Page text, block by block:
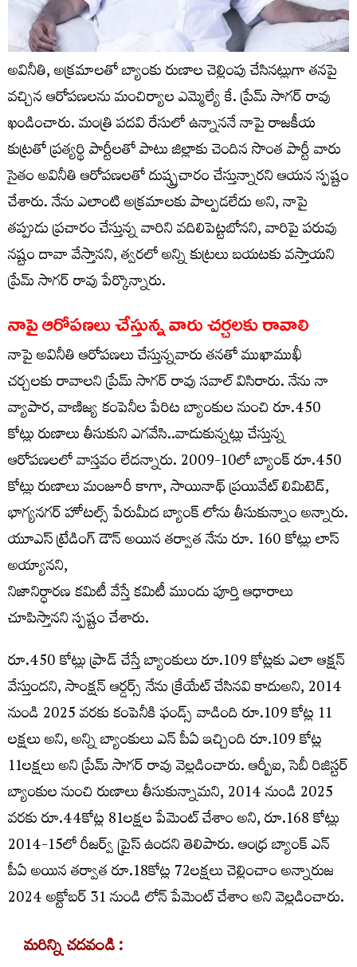
అవినీతి, అక్రమాలతో బ్యాంకు రుణాల చెల్లింపు చేసినట్లుగా తనపై
వచ్చిన ఆరోపణలను మంచిర్యాల ఎమ్మెల్యే కే. ప్రేమ్ సాగర్ రావు
ఖండించారు. మంత్రి పదవి రేసులో ఉన్నాననే నాపై రాజకీయ
కుట్రతో ప్రత్యర్థి పార్టీలతో పాటు జిల్లాకు చెందిన సొంత పార్టీ వారు
సైతం అవినీతి ఆరోపణలతో దుష్ప్రచారం చేస్తున్నారని ఆయన స్పష్టం
చేశారు. నేను ఎలాంటి అక్రమాలకు పాల్పడలేదు అని, నాపై
తప్పుడు ప్రచారం చేస్తున్న వారిని వదిలిపెట్టబోనని, వారిపై పరువు
నష్టం దావా వేస్తానని, త్వరలో అన్ని కుట్రలు బయటకు వస్తాయని
ప్రేమ్ సాగర్ రావు పేర్కొన్నారు.
నాపై ఆరోపణలు చేస్తున్న వారు చర్చలకు రావాలి
నాపై అవినీతి ఆరోపణలు చేస్తున్నవారు తనతో ముఖాముఖీ
చర్చలకు రావాలని ప్రేమ్ సాగర్ రావు సవాల్ విసిరారు. నేను నా
వ్యాపార, వాణిజ్య కంపెనీల పేరిట బ్యాంకుల నుంచి రూ.450
కోట్లు రుణాలు తీసుకుని ఎగవేసి..వాడుకున్నట్లు చేస్తున్న
ఆరోపణలలో వాస్తవం లేదన్నారు. 2009-10లో బ్యాంక్ రూ.450
కోట్లు రుణాలు మంజూరీ కాగా, సాయినాథ్ ప్రయివేట్ లిమిటెడ్,
భాగ్యనగర్ హోటల్స్ పేరుమీద బ్యాంక్ లోను తీసుకున్నాం అన్నారు.
యూఎస్ ట్రేడింగ్ డౌన్ అయిన తర్వాత నేను రూ. 160 కోట్లు లాస్
అయ్యానని,
నిజానిర్ధారణ కమిటీ వేస్తే కమిటీ ముందు పూర్తి ఆధారాలు
చూపిస్తానని స్పష్టం చేశారు.
రూ.450 కోట్లు ప్రాడ్ చేస్తే బ్యాంకులు రూ.109 కోట్లకు ఎలా ఆక్షన్
వేస్తుందని, సాంక్షన్ ఆర్డర్స్ నేను క్రేయేట్ చేసినవి కాదుఅని, 2014
నుండి 2025 వరకు కంపెనీకి ఫండ్స్ వాడింది రూ.109 కోట్ల 11
లక్షలు అని, అన్ని బ్యాంకులు ఎన్ పీఏ ఇచ్చింది రూ.109 కోట్ల
11లక్షలు అని ప్రేమ్ సాగర్ రావు వెల్లడించారు. ఆర్బీఐ, సెబీ రిజిస్టర్
బ్యాంకుల నుంచి రుణాలు తీసుకున్నామని, 2014 నుండి 2025
వరకు రూ.44కోట్ల 81లక్షల పేమెంట్ చేశాం అని, రూ.168 కోట్లు
2014-15లో రీజర్వ్ ప్రైస్ ఉందని తెలిపారు. ఆంధ్ర బ్యాంక్ ఎన్
పీఏ అయిన తర్వాత రూ.18కోట్ల 72లక్షలు చెల్లించాం అన్నారుజ
2024 అక్టోబర్ 31 నుండి లోన్ పేమెంట్ చేశాం అని వెల్లడించారు.
మరిన్ని చదవండి :